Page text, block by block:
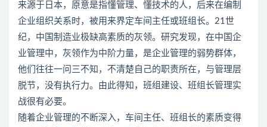
来源于日本，原意是指懂管理、懂技术的人，后来在编制
企业组织关系时，被用来界定车间主任或班组长。21世
纪，中国制造业极缺高素质的灰领。研究发现，在中国企
业管理中，灰领作为中阶力量，是企业管理的弱势群体，
他们往往一问三不知，不清楚自己的职责所在，与管理层
脱节，没有执行力。由此得知，班组建设、班组长管理实
战很有必要。
随着企业管理的不断深入，车间主任、班组长的素质变得